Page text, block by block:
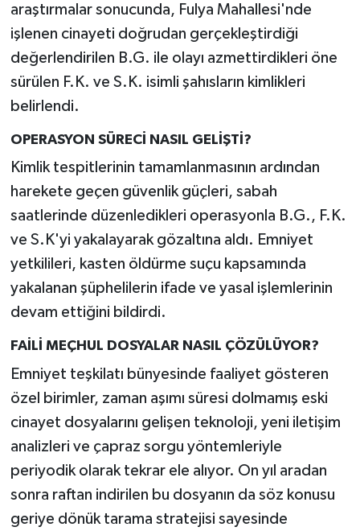
araştırmalar sonucunda, Fulya Mahallesi'nde
işlenen cinayeti doğrudan gerçekleştirdiği
değerlendirilen B.G. ile olayı azmettirdikleri öne
sürülen F.K. ve S.K. isimli şahısların kimlikleri
belirlendi.
OPERASYON SÜRECİ NASIL GELİŞTİ?
Kimlik tespitlerinin tamamlanmasının ardından
harekete geçen güvenlik güçleri, sabah
saatlerinde düzenledikleri operasyonla B.G., F.K.
ve S.K'yi yakalayarak gözaltına aldı. Emniyet
yetkilileri, kasten öldürme suçu kapsamında
yakalanan şüphelilerin ifade ve yasal işlemlerinin
devam ettiğini bildirdi.
FAİLİ MEÇHUL DOSYALAR NASIL ÇÖZÜLÜYOR?
Emniyet teşkilatı bünyesinde faaliyet gösteren
özel birimler, zaman aşımı süresi dolmamış eski
cinayet dosyalarını gelişen teknoloji, yeni iletişim
analizleri ve çapraz sorgu yöntemleriyle
periyodik olarak tekrar ele alıyor. On yıl aradan
sonra raftan indirilen bu dosyanın da söz konusu
geriye dönük tarama stratejisi sayesinde